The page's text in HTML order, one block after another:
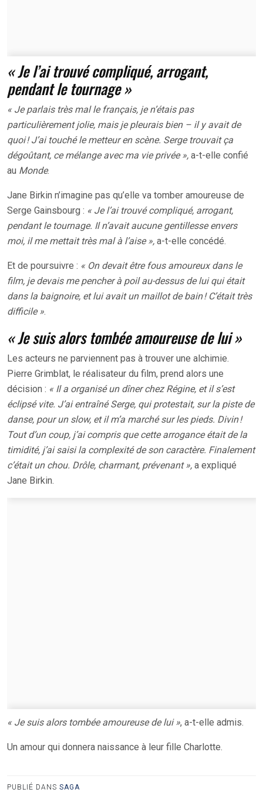
« Je l’ai trouvé compliqué, arrogant,
pendant le tournage »
« Je parlais très mal le français, je n’étais pas
particulièrement jolie, mais je pleurais bien – il y avait de
quoi ! J’ai touché le metteur en scène. Serge trouvait ça
dégoûtant, ce mélange avec ma vie privée », a-t-elle confié
au Monde.
Jane Birkin n’imagine pas qu’elle va tomber amoureuse de
Serge Gainsbourg : « Je l’ai trouvé compliqué, arrogant,
pendant le tournage. Il n’avait aucune gentillesse envers
moi, il me mettait très mal à l’aise », a-t-elle concédé.
Et de poursuivre : « On devait être fous amoureux dans le
film, je devais me pencher à poil au-dessus de lui qui était
dans la baignoire, et lui avait un maillot de bain ! C’était très
difficile ».
« Je suis alors tombée amoureuse de lui »
Les acteurs ne parviennent pas à trouver une alchimie.
Pierre Grimblat, le réalisateur du film, prend alors une
décision : « Il a organisé un dîner chez Régine, et il s’est
éclipsé vite. J’ai entraîné Serge, qui protestait, sur la piste de
danse, pour un slow, et il m’a marché sur les pieds. Divin !
Tout d’un coup, j’ai compris que cette arrogance était de la
timidité, j’ai saisi la complexité de son caractère. Finalement
c’était un chou. Drôle, charmant, prévenant », a expliqué
Jane Birkin.
« Je suis alors tombée amoureuse de lui », a-t-elle admis.
Un amour qui donnera naissance à leur fille Charlotte.
PUBLIÉ DANS SAGA